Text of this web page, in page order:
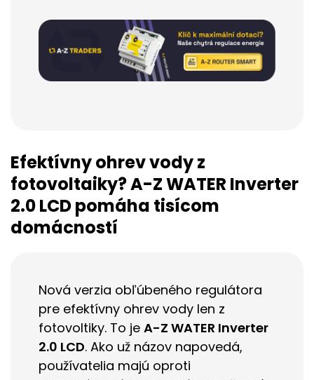
Efektívny ohrev vody z
fotovoltaiky? A-Z WATER Inverter
2.0 LCD pomáha tisícom
domácností
Nová verzia obľúbeného regulátora
pre efektívny ohrev vody len z
fotovoltiky. To je A-Z WATER Inverter
2.0 LCD. Ako už názov napovedá,
používatelia majú oproti